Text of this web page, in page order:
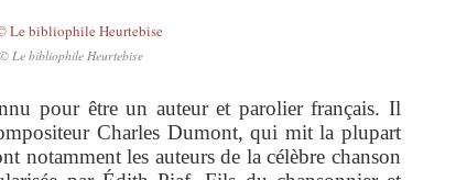
© Le bibliophile Heurtebise
pour être un auteur et parolier français. Il
Charles Dumont, qui mit la plupart
notamment les auteurs de la célèbre chanson